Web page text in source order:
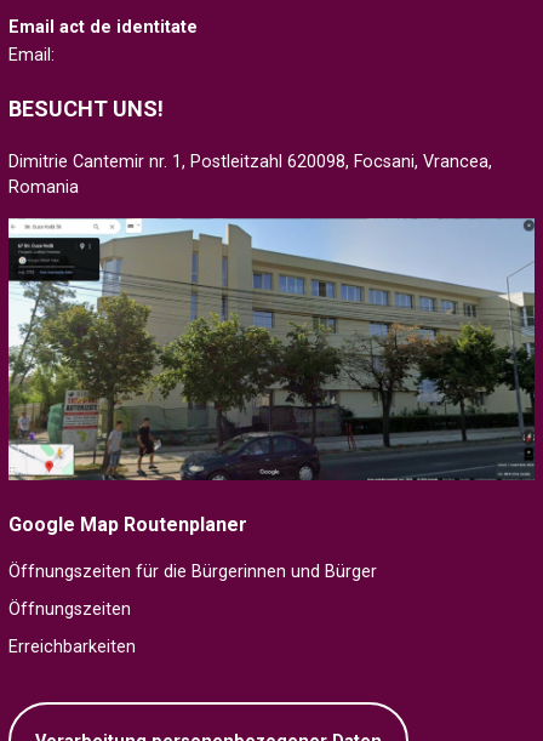
Email act de identitate
Email:
BESUCHT UNS!
Dimitrie Cantemir nr. 1, Postleitzahl 620098, Focsani, Vrancea,
Romania
Google Map Routenplaner
Öffnungszeiten für die Bürgerinnen und Bürger
Öffnungszeiten
Erreichbarkeiten